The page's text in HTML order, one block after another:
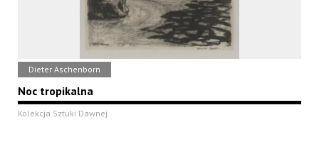
Dieter Aschenborn
Noc tropikalna
Kolekcja Sztuki Dawnej